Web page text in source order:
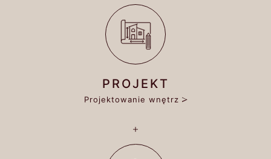
PROJEKT
Projektowanie wnętrz